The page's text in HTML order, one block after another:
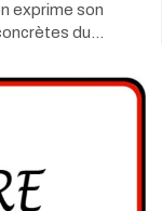
exprime son
du…